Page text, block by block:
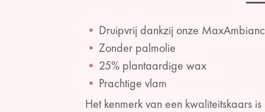
Druipvrij dankzij onze
Zonder palmolie
25% plantaardige wax
Prachtige vlam
Het kenmerk van een kwaliteitskaars